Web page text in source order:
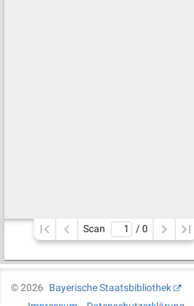
Scan / 0
©2026
Bayerische Staatsbibliothek